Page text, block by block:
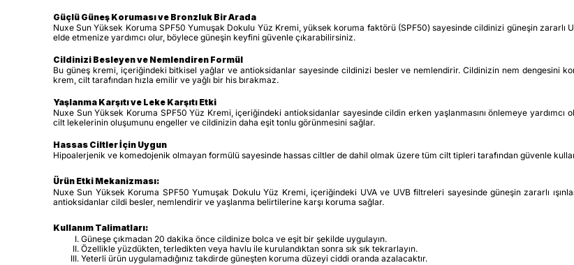
Güçlü Güneş Koruması ve Bronzluk Bir Arada
Nuxe Sun Yüksek Koruma SPF50 Yumuşak Dokulu Yüz Kremi, yüksek koruma faktörü (SPF50) sayesinde cildinizi güneşin zararlı
elde etmenize yardımcı olur, böylece güneşin keyfini güvenle çıkarabilirsiniz.
Cildinizi Besleyen ve Nemlendiren Formül
Bu güneş kremi, içeriğindeki bitkisel yağlar ve antioksidanlar sayesinde cildinizi besler ve nemlendirir. Cildinizin nem dengesini
krem, cilt tarafından hızla emilir ve yağlı bir his bırakmaz.
Yaşlanma Karşıtı ve Leke Karşıtı Etki
Nuxe Sun Yüksek Koruma SPF50 Yüz Kremi, içeriğindeki antioksidanlar sayesinde cildin erken yaşlanmasını önlemeye yardımcı
cilt lekelerinin oluşumunu engeller ve cildinizin daha eşit tonlu görünmesini sağlar.
Hassas Ciltler İçin Uygun
Hipoalerjenik ve komedojenik olmayan formülü sayesinde hassas ciltler de dahil olmak üzere tüm cilt tipleri tarafından güvenle
Ürün Etki Mekanizması:
Nuxe Sun Yüksek Koruma SPF50 Yumuşak Dokulu Yüz Kremi, içeriğindeki UVA ve UVB filtreleri sayesinde güneşin zararlı
antioksidanlar cildi besler, nemlendirir ve yaşlanma belirtilerine karşı koruma sağlar.
Kullanım Talimatları:
Güneşe çıkmadan 20 dakika önce cildinize bolca ve eşit bir şekilde uygulayın.
Özellikle yüzdükten, terledikten veya havlu ile kurulandıktan sonra sık sık tekrarlayın.
Yeterli ürün uygulamadığınız takdirde güneşten koruma düzeyi ciddi oranda azalacaktır.